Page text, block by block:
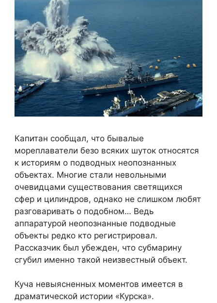
Капитан сообщал, что бывалые
мореплаватели безо всяких шуток относятся
к историям о подводных неопознанных
объектах. Многие стали невольными
очевидцами существования светящихся
сфер и цилиндров, однако не слишком любят
разговаривать о подобном… Ведь
аппаратурой неопознанные подводные
объекты редко кто регистрировал.
Рассказчик был убежден, что субмарину
сгубил именно такой неизвестный объект.
Куча невыясненных моментов имеется в
драматической истории «Курска».